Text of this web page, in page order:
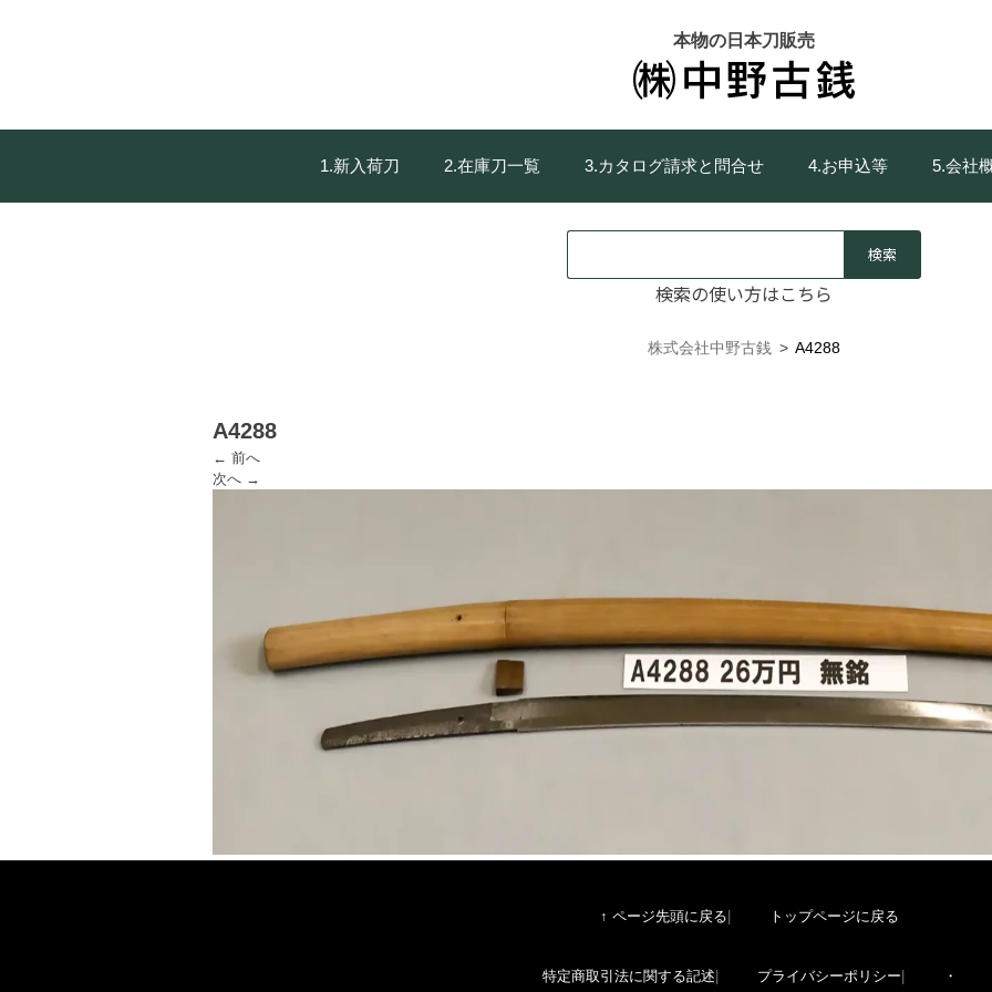
本物の日本刀販売
1.新入荷刀 2.在庫刀一覧 3.カタログ請求と問合せ 4.お申込等 5.会社
検索の使い方はこちら
株式会社中野古銭 > A4288
A4288
← 前へ
次へ →
↑ ページ先頭に戻る トップページに戻る
特定商取引法に関する記述 プライバシーポリシー ・